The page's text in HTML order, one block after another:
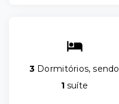
3 Dormitórios, sendo
1 suíte